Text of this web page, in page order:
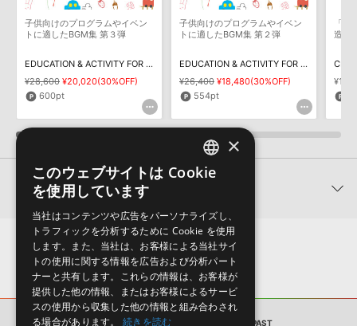
1:13 ¥1,250
6 Shooting of the Guns Pavan : anon
中世の民謡。暗く重たい雰囲気に包まれた、悲しげな1曲。
1:58
中世の民謡。軽やかな初期モリスダンスを描いた1曲。
2:00 ¥1,250
8 Watkins Ale : anon
中世の民謡。ルネッサンス期の華やかさを感じさせる優雅な楽曲。
1:27 ¥1,250
9 Canzon : Simpson 1582-1625
子供向けのプログラムやイベン
トに適したBGM集 第３弾
EDUCATION & ACTIVITY FOR KIDS VOL 3
¥28,600 ¥20,020(30%OFF)
600pt
子供向けのプログラムやイベン
トに適したBGM集 第２弾
EDUCATION & ACTIVITY FOR KIDS VOL 2
¥26,400 ¥18,480(30%OFF)
554pt
「
造性
関連製品
BGM AKM51 MUSIC FROM THE PAST
ENGLISH
×
このウェブサイトは Cookie
を使用しています
当社はコンテンツや広告をパーソナライズし、
トラフィックを分析するために Cookie を使用
します。また、当社は、お客様による当社サイ
トの使用に関する情報を広告および分析パート
ナーと共有します。これらの情報は、お客様が
提供した他の情報、またはお客様によるサービ
スの使用から収集した他の情報と組み合わされ
る場合があります。
続きを読む